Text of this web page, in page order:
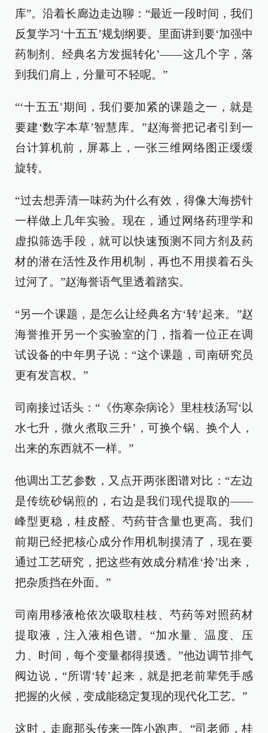
库”。沿着长廊边走边聊：“最近一段时间，我们
反复学习‘十五五’规划纲要。里面讲到要‘加强中
药制剂、经典名方发掘转化’——这几个字，落
到我们肩上，分量可不轻呢。”
“‘十五五’期间，我们要加紧的课题之一，就是
要建‘数字本草’智慧库。”赵海誉把记者引到一
台计算机前，屏幕上，一张三维网络图正缓缓
旋转。
“过去想弄清一味药为什么有效，得像大海捞针
一样做上几年实验。现在，通过网络药理学和
虚拟筛选手段，就可以快速预测不同方剂及药
材的潜在活性及作用机制，再也不用摸着石头
过河了。”赵海誉语气里透着踏实。
“另一个课题，是怎么让经典名方‘转’起来。”赵
海誉推开另一个实验室的门，指着一位正在调
试设备的中年男子说：“这个课题，司南研究员
更有发言权。”
司南接过话头：“《伤寒杂病论》里桂枝汤写‘以
水七升，微火煮取三升’，可换个锅、换个人，
出来的东西就不一样。”
他调出工艺参数，又点开两张图谱对比：“左边
是传统砂锅煎的，右边是我们现代提取的——
峰型更稳，桂皮醛、芍药苷含量也更高。我们
前期已经把核心成分作用机制摸清了，现在要
通过工艺研究，把这些有效成分精准‘拎’出来，
把杂质挡在外面。”
司南用移液枪依次吸取桂枝、芍药等对照药材
提取液，注入液相色谱。“加水量、温度、压
力、时间，每个变量都得摸透。”他边调节排气
阀边说，“所谓‘转’起来，就是把老前辈凭手感
把握的火候，变成能稳定复现的现代化工艺。”
这时，走廊那头传来一阵小跑声。“司老师，桂